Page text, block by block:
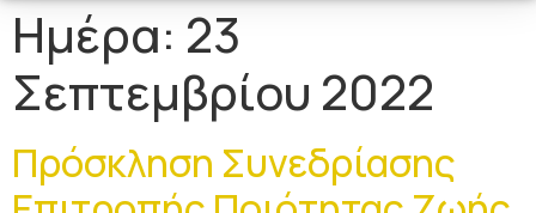
Ημέρα: 23
Σεπτεμβρίου 2022
Πρόσκληση Συνεδρίασης